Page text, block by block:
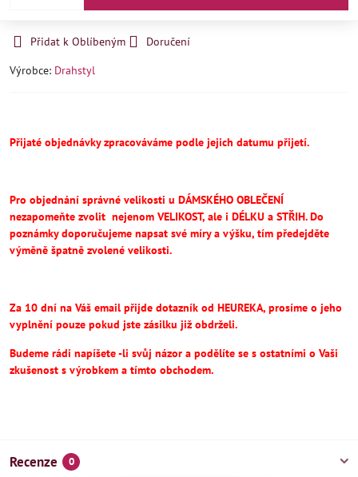
Přidat k Oblíbeným
Doručení
Výrobce: Drahstyl
Přijaté objednávky zpracováváme podle jejich datumu přijetí.
Pro objednání správné velikosti u DÁMSKÉHO OBLEČENÍ
nezapomeňte zvolit nejenom VELIKOST, ale i DÉLKU a STŘIH.Do
poznámky doporučujeme napsat své míry a výšku, tím předejděte
výměně špatně zvolené velikosti.
Za 10 dní na Váš email přijde dotazník od HEUREKA, prosíme o jeho
vyplnění pouze pokud jste zásilku již obdrželi.
Budeme rádi napíšete -li svůj názor a podělíte se s ostatními o Vaši
zkušenost s výrobkem a tímto obchodem.
Recenze 0